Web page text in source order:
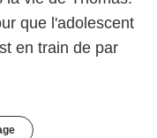
que l'adolescent
en train de par